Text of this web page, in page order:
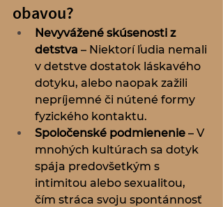
obavou?
Nevyvážené skúsenosti z
detstva – Niektorí ľudia nemali
v detstve dostatok láskavého
dotyku, alebo naopak zažili
nepríjemné či nútené formy
fyzického kontaktu.
Spoločenské podmienenie – V
mnohých kultúrach sa dotyk
spája predovšetkým s
intimitou alebo sexualitou,
čím stráca svoju spontánnosť